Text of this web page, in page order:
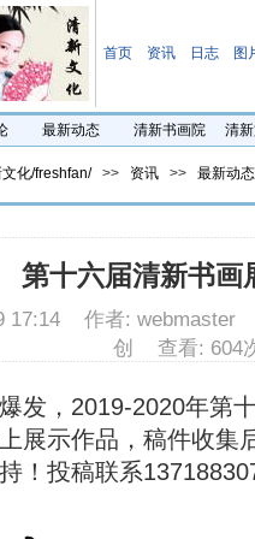
首页 资讯 日志 图
最新动态 清新书画院 清
化/freshfan/ >> 资讯 >> 最新动态
第十六届清新书画
17:14 作者: webmaster
创 查看: 604
发，2019-2020年第
展示作品，稿件收集
！投稿联系